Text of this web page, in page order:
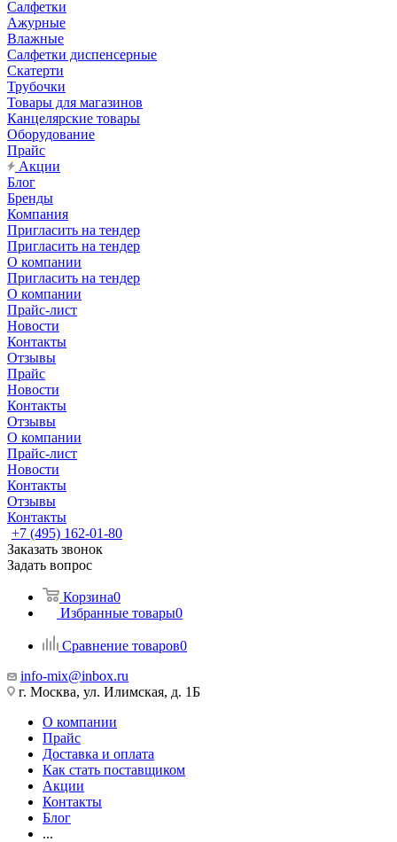
Салфетки
Ажурные
Влажные
Салфетки диспенсерные
Скатерти
Трубочки
Товары для магазинов
Канцелярские товары
Оборудование
Прайс
Акции
Блог
Бренды
Компания
Пригласить на тендер
Пригласить на тендер
О компании
Пригласить на тендер
О компании
Прайс-лист
Новости
Контакты
Отзывы
Прайс
Новости
Контакты
Отзывы
О компании
Прайс-лист
Новости
Контакты
Отзывы
Контакты
+7 (495) 162-01-80
Заказать звонок
Задать вопрос
Корзина0
Избранные товары0
Сравнение товаров0
info-mix@inbox.ru
г. Москва, ул. Илимская, д. 1Б
О компании
Прайс
Доставка и оплата
Как стать поставщиком
Акции
Контакты
Блог
...